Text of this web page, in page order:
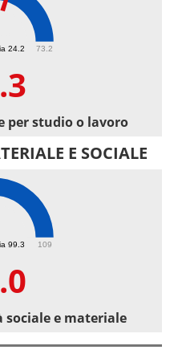
24.2 73.2
per studio o lavoro
E SOCIALE
99.3 109
e materiale